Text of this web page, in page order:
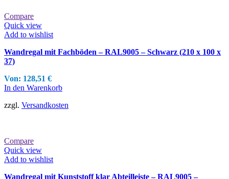
Compare
Quick view
Add to wishlist
Wandregal mit Fachböden – RAL9005 – Schwarz (210 x 100 x
37)
Von: 128,51 €
In den Warenkorb
zzgl. Versandkosten
Compare
Quick view
Add to wishlist
Wandregal mit Kunststoff klar Abteilleiste – RAL9005 –